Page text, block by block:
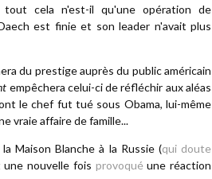
tout cela n'est-il qu'une opération de
est finie et son leader n'avait plus
du prestige auprès du public américain
empêchera celui-ci de réfléchir aux aléas
le chef fut tué sous Obama, lui-même
vraie affaire de famille...
Maison Blanche à la Russie (qui doute
nouvelle fois provoqué une réaction